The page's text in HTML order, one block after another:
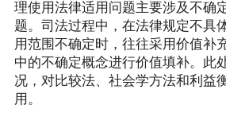
理使用法律适用问题主要涉及不确
题。司法过程中，在法律规定不具
用范围不确定时，往往采用价值补
中的不确定概念进行价值填补。此
况，对比较法、社会学方法和利益
用。